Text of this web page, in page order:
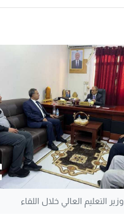
وزير التعليم العالي خلال اللقاء